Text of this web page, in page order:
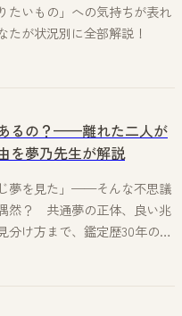
いもの」への気持ちが表れ
たが状況別に全部解説！
るの？——離れた二人が
を夢乃先生が解説
じ夢を見た」——そんな不思議
然？ 共通夢の正体、良い兆
分け方まで、鑑定歴30年の夢
ッと答えます。